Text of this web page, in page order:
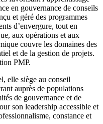
en gouvernance de conseils
et géré des programmes
d’envergure, tout en
aux opérations et aux
couvre les domaines des
et de la gestion de projets.
PMP.
elle siège au conseil
auprès de populations
de gouvernance et de
son leadership accessible et
constance et